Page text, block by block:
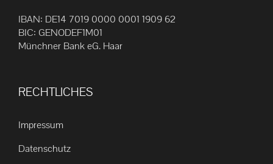
IBAN: DE14 7019 0000 0001 1909 62
BIC: GENODEF1M01
Münchner Bank eG. Haar
RECHTLICHES
Impressum
Datenschutz